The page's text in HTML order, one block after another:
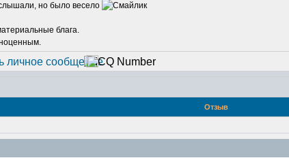
но было весело
блага.
Отзыв